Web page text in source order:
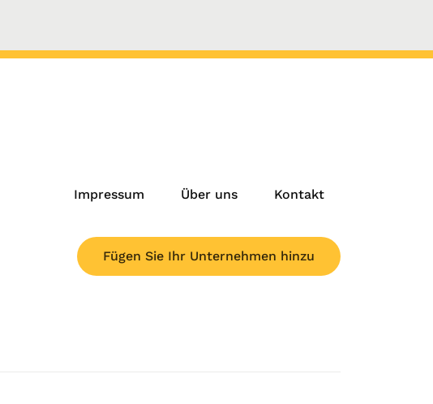
Impressum Über uns Kontakt
Fügen Sie Ihr Unternehmen hinzu